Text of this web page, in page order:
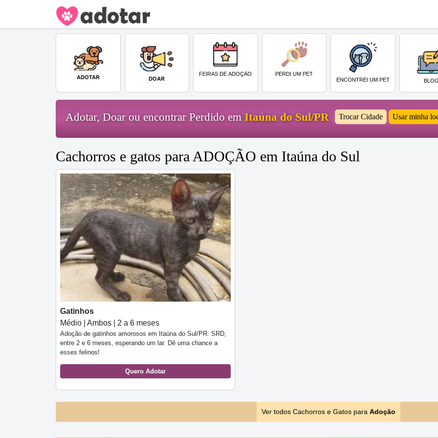
ADOTAR DOAR
FEIRAS DE ADOÇÃO
PERDI UM PET
ENCONTREI UM PET
BLOG
Adotar, Doar ou encontrar Perdido em Itaúna do Sul/PR Trocar Cidade Usar minha
Cachorros e gatos para ADOÇÃO em Itaúna do Sul
Gatinhos
Médio | Ambos | 2 a 6 meses
Adoção de gatinhos amorosos em Itaúna do Sul/PR. SRD,
entre 2 e 6 meses, esperando um lar. Dê uma chance a
esses felinos!
Quero Adotar
Ver todos Cachorros e Gatos para Adoção